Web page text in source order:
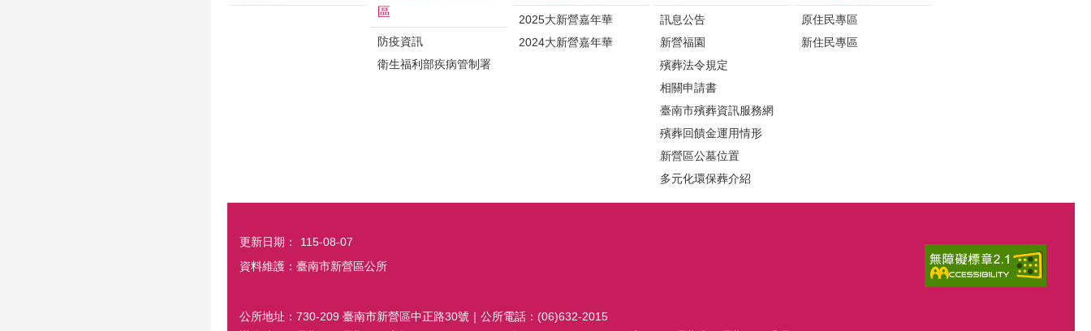
區
防疫資訊
衛生福利部疾病管制署
2025大新營嘉年華
2024大新營嘉年華
訊息公告
新營福園
殯葬法令規定
相關申請書
臺南市殯葬資訊服務網
殯葬回饋金運用情形
新營區公墓位置
多元化環保葬介紹
原住民專區
新住民專區
更新日期：
115-08-07
資料維護：臺南市新營區公所
公所地址：730-209 臺南市新營區中正路30號｜公所電話：(06)632-2015